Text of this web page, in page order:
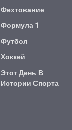
Фехтование
Формула 1
Футбол
Хоккей
Этот День В
Истории Спорта